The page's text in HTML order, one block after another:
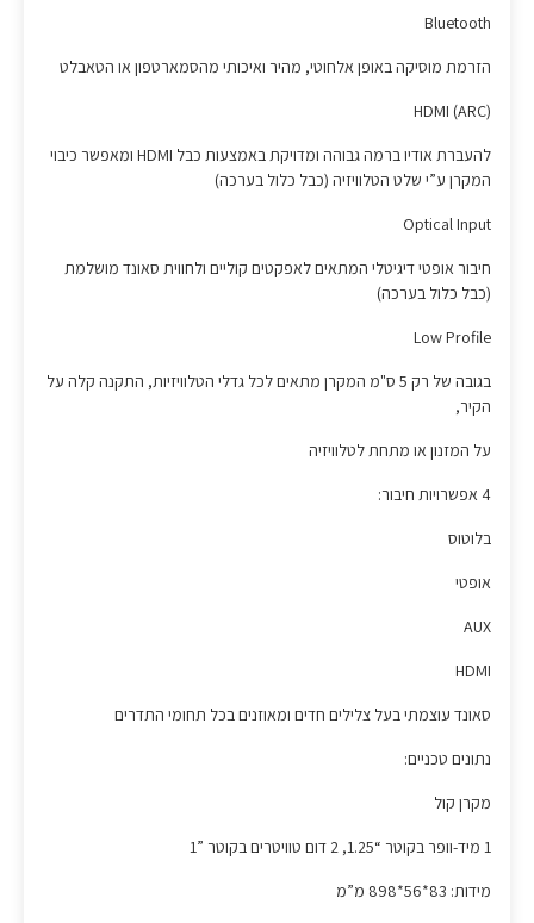
Bluetooth
הזרמת מוסיקה באופן אלחוטי, מהיר ואיכותי מהסמארטפון או הטאבלט
(HDMI (ARC
להעברת אודיו ברמה גבוהה ומדויקת באמצעות כבל HDMI ומאפשר כיבוי
המקרן ע”י שלט הטלוויזיה (כבל כלול בערכה)
Optical Input
חיבור אופטי דיגיטלי המתאים לאפקטים קוליים ולחווית סאונד מושלמת
(כבל כלול בערכה)
Low Profile
בגובה של רק 5 ס"מ המקרן מתאים לכל גדלי הטלוויזיות, התקנה קלה על
הקיר,
על המזנון או מתחת לטלוויזיה
4 אפשרויות חיבור:
בלוטוס
אופטי
AUX
HDMI
סאונד עוצמתי בעל צלילים חדים ומאוזנים בכל תחומי התדרים
נתונים טכניים:
מקרן קול
1 מיד-וופר בקוטר “1.25, 2 דום טוויטרים בקוטר ”1
מידות: 83*56*898 מ”מ